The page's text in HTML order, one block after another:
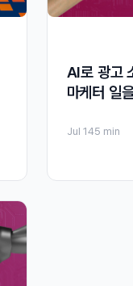
AI로 광고
마케터 일
Jul 145 min